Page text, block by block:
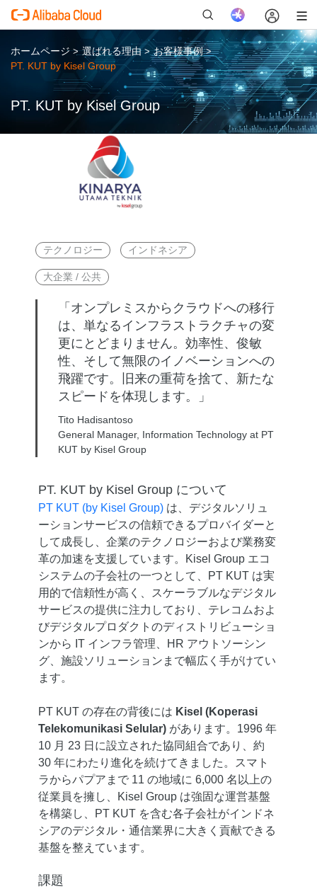
ホームページ> 選ばれる理由> お客様事例>
PT. KUT by Kisel Group
PT. KUT by Kisel Group
テクノロジー インドネシア
大企業 / 公共
「オンプレミスからクラウドへの移行
は、単なるインフラストラクチャの変
更にとどまりません。効率性、俊敏
性、そして無限のイノベーションへの
飛躍です。旧来の重荷を捨て、新たな
スピードを体現します。」
Tito Hadisantoso
General Manager, Information Technology at PT
KUT by Kisel Group
PT. KUT by Kisel Group について
PT KUT (by Kisel Group)は、デジタルソリュ
ーションサービスの信頼できるプロバイダーと
して成長し、企業のテクノロジーおよび業務変
革の加速を支援しています。Kisel Group エコ
システムの子会社の一つとして、PT KUT は実
用的で信頼性が高く、スケーラブルなデジタル
サービスの提供に注力しており、テレコムおよ
びデジタルプロダクトのディストリビューショ
ンから IT インフラ管理、HR アウトソーシン
グ、施設ソリューションまで幅広く手がけてい
ます。
PT KUT の存在の背後には Kisel (Koperasi
Telekomunikasi Selular)があります。1996 年
10 月 23 日に設立された協同組合であり、約
30 年にわたり進化を続けてきました。スマト
ラからパプアまで 11 の地域に 6,000 名以上の
従業員を擁し、Kisel Group は強固な運営基盤
を構築し、PT KUT を含む各子会社がインドネ
シアのデジタル・通信業界に大きく貢献できる
基盤を整えています。
課題
新